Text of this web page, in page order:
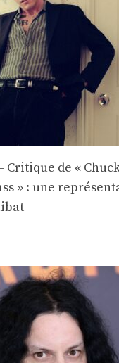
Critique de «
» : une